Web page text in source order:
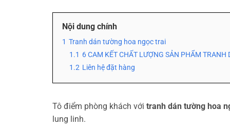
Nội dung chính
1 Tranh dán tường hoa ngọc trai
1.1 6 CAM KẾT CHẤT LƯỢNG SẢN PHẨM TRANH
1.2 Liên hệ đặt hàng
Tô điểm phòng khách với tranh dán tường hoa
lung linh.